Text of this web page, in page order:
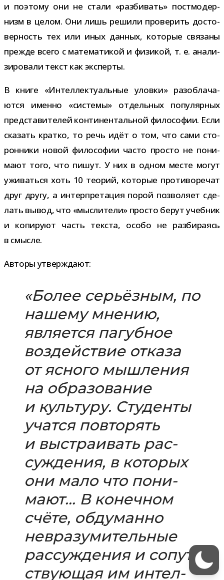
и поэтому они не стали «раз­би­вать» пост­мо­дер­
низм в целом. Они лишь решили про­ве­рить досто­
вер­ность тех или иных дан­ных, кото­рые свя­заны
прежде всего с мате­ма­ти­кой и физи­кой, т. е. ана­ли­
зи­ро­вали текст как эксперты.
В книге «Интеллектуальные уловки» раз­об­ла­ча­
ются именно «системы» отдель­ных попу­ляр­ных
пред­ста­ви­те­лей кон­ти­нен­таль­ной фило­со­фии. Если
ска­зать кратко, то речь идёт о том, что сами сто­
рон­ники новой фило­со­фии часто про­сто не пони­
мают того, что пишут. У них в одном месте могут
ужи­ваться хоть 10 тео­рий, кото­рые про­ти­во­ре­чат
друг другу, а интер­пре­та­ция порой поз­во­ляет сде­
лать вывод, что «мыс­ли­тели» про­сто берут учеб­ник
и копи­руют часть тек­ста, особо не раз­би­ра­ясь
в смысле.
Авторы утвер­ждают:
«Более серьёз­ным, по
нашему мне­нию,
явля­ется пагуб­ное
воз­дей­ствие отказа
от ясного мыш­ле­ния
на обра­зо­ва­ние
и куль­туру. Студенты
учатся повто­рять
и выстра­и­вать рас­
суж­де­ния, в кото­рых
они мало что пони­
мают… В конеч­ном
счёте, обду­манно
невра­зу­ми­тель­ные
рас­суж­де­ния и сопут­
ству­ю­щая им интел­